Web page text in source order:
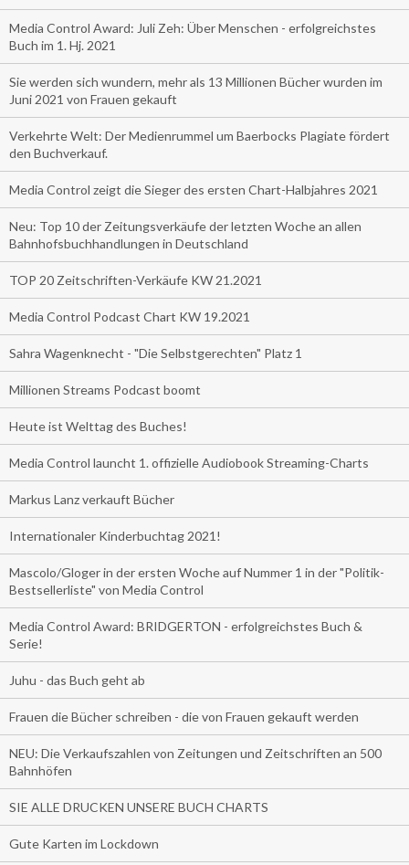
Media Control Award: Juli Zeh: Über Menschen - erfolgreichstes
Buch im 1. Hj. 2021
Sie werden sich wundern, mehr als 13 Millionen Bücher wurden im
Juni 2021 von Frauen gekauft
Verkehrte Welt: Der Medienrummel um Baerbocks Plagiate fördert
den Buchverkauf.
Media Control zeigt die Sieger des ersten Chart-Halbjahres 2021
Neu: Top 10 der Zeitungsverkäufe der letzten Woche an allen
Bahnhofsbuchhandlungen in Deutschland
TOP 20 Zeitschriften-Verkäufe KW 21.2021
Media Control Podcast Chart KW 19.2021
Sahra Wagenknecht - "Die Selbstgerechten" Platz 1
Millionen Streams Podcast boomt
Heute ist Welttag des Buches!
Media Control launcht 1. offizielle Audiobook Streaming-Charts
Markus Lanz verkauft Bücher
Internationaler Kinderbuchtag 2021!
Mascolo/Gloger in der ersten Woche auf Nummer 1 in der "Politik-
Bestsellerliste" von Media Control
Media Control Award: BRIDGERTON - erfolgreichstes Buch &
Serie!
Juhu - das Buch geht ab
Frauen die Bücher schreiben - die von Frauen gekauft werden
NEU: Die Verkaufszahlen von Zeitungen und Zeitschriften an 500
Bahnhöfen
SIE ALLE DRUCKEN UNSERE BUCH CHARTS
Gute Karten im Lockdown